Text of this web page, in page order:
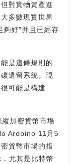
對實物資產進
多數現實世界
夠好”并且已經存
是這條規則的
遺留系統。現
可能是構建
加密貨幣市場
Ardoino 11月5
貨幣市場的指
尤其是比特幣